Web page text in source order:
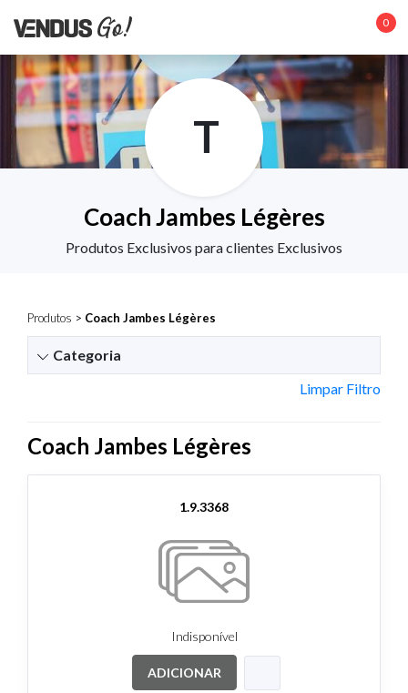
0
T
Coach Jambes Légères
Produtos Exclusivos para clientes Exclusivos
Produtos > Coach Jambes Légères
Categoria
Limpar Filtro
Coach Jambes Légères
1.9.3368
Indisponível
ADICIONAR